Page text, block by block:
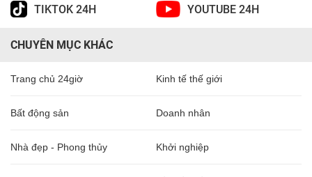
TIKTOK 24H YOUTUBE 24H
CHUYÊN MỤC KHÁC
Trang chủ 24giờ Kinh tế thế giới
Bất động sản Doanh nhân
Nhà đẹp - Phong thủy Khởi nghiệp